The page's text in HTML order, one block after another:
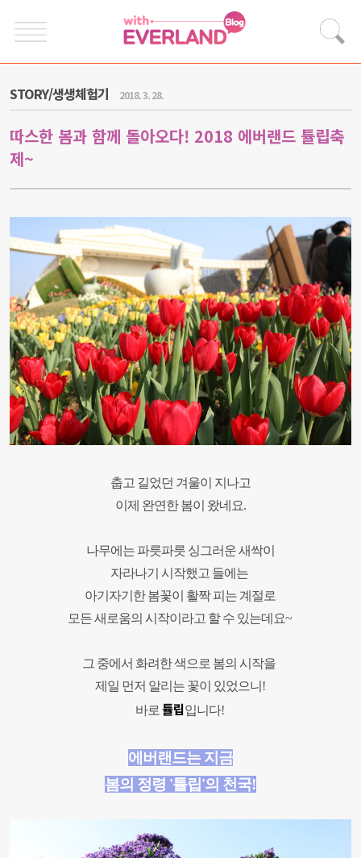
STORY/생생체험기 2018. 3. 28.
따스한 봄과 함께 돌아오다! 2018 에버랜드 튤립축
제~
춥고 길었던 겨울이 지나고
이제 완연한 봄이 왔네요.
나무에는 파릇파릇 싱그러운 새싹이
자라나기 시작했고 들에는
아기자기한 봄꽃이 활짝 피는 계절로
모든 새로움의 시작이라고 할 수 있는데요~
그 중에서 화려한 색으로 봄의 시작을
제일 먼저 알리는 꽃이 있었으니 !
바로튤립입니다!
에버랜드는 지금
봄의 정령 '튤립'의 천국!